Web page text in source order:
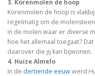
3. Korenmolen de hoop
Korenmolen de hoop is
regelmatig om de
in de molen waar er diverse
hoe het allemaal toegaat?
daarover die jij kan bijwonen.
4. Huize Almelo
In de dertiende eeuwwerd